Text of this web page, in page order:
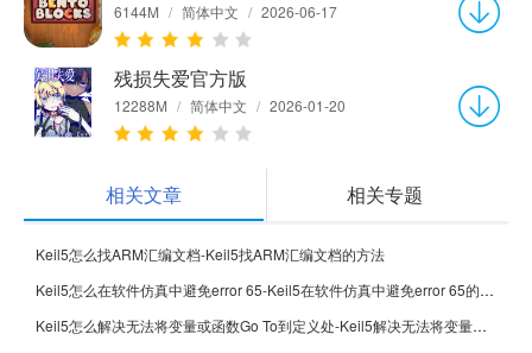
6144M / 简体中文 / 2026-06-17
残损失爱官方版
12288M / 简体中文 / 2026-01-20
相关文章 相关专题
Keil5怎么找ARM汇编文档-Keil5找ARM汇编文档的方法
Keil5怎么在软件仿真中避免error 65-Keil5在软件仿真中避免error 65的方法
Keil5怎么解决无法将变量或函数Go To到定义处-Keil5解决无法将变量或函数Go To到定义处的方法